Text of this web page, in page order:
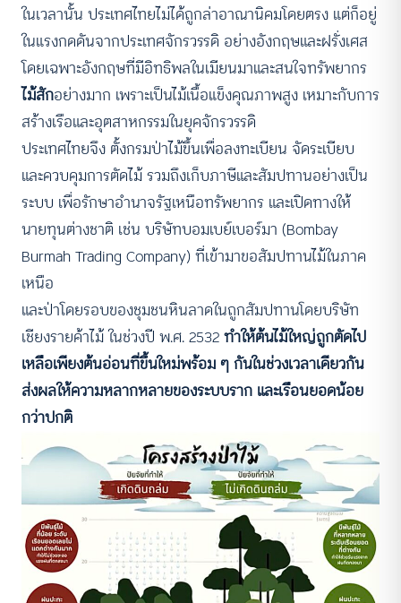
ในเวลานั้น ประเทศไทยไม่ได้ถูกล่าอาณานิคมโดยตรง แต่ก็อยู่
ในแรงกดดันจากประเทศจักรวรรดิ อย่างอังกฤษและฝรั่งเศส
โดยเฉพาะอังกฤษที่มีอิทธิพลในเมียนมาและสนใจทรัพยากร
ไม้สักอย่างมาก เพราะเป็นไม้เนื้อแข็งคุณภาพสูง เหมาะกับการ
สร้างเรือและอุตสาหกรรมในยุคจักรวรรดิ
ประเทศไทยจึง ตั้งกรมป่าไม้ขึ้นเพื่อลงทะเบียน จัดระเบียบ
และควบคุมการตัดไม้ รวมถึงเก็บภาษีและสัมปทานอย่างเป็น
ระบบ เพื่อรักษาอำนาจรัฐเหนือทรัพยากร และเปิดทางให้
นายทุนต่างชาติ เช่น บริษัทบอมเบย์เบอร์มา (Bombay
Burmah Trading Company) ที่เข้ามาขอสัมปทานไม้ในภาค
เหนือ
และป่าโดยรอบของชุมชนหินลาดในถูกสัมปทานโดยบริษัท
เชียงรายค้าไม้ ในช่วงปี พ.ศ. 2532ทำให้ต้นไม้ใหญ่ถูกตัดไป
เหลือเพียงต้นอ่อนที่ขึ้นใหม่พร้อม ๆ กันในช่วงเวลาเดียวกัน
ส่งผลให้ความหลากหลายของระบบราก และเรือนยอดน้อย
กว่าปกติ